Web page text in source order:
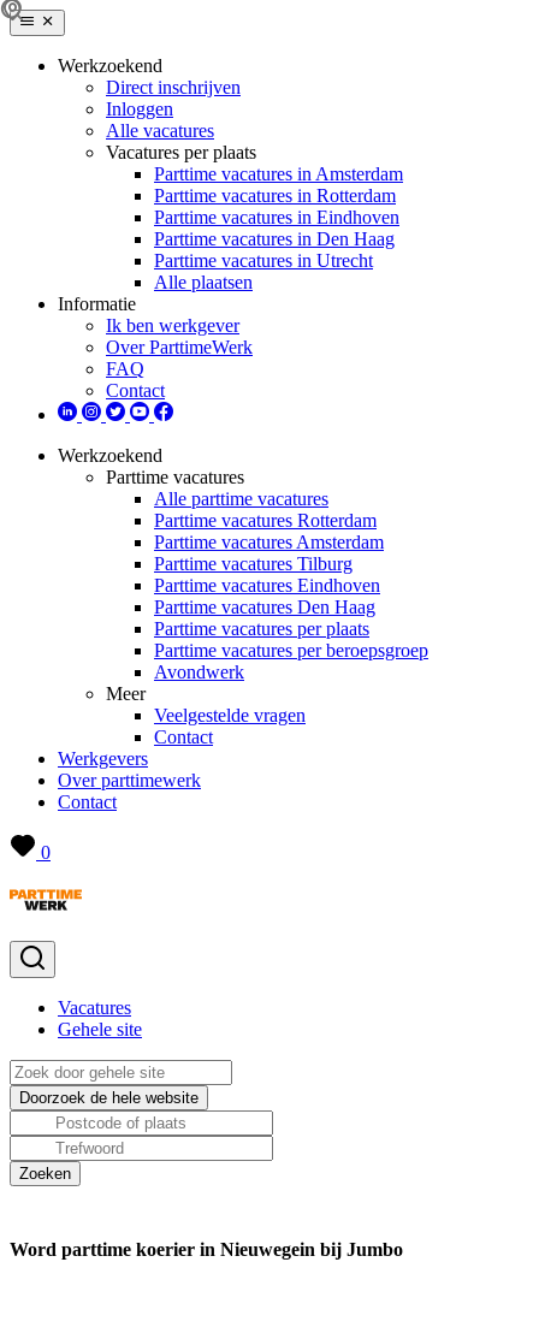
Werkzoekend
Direct inschrijven
Inloggen
Alle vacatures
Vacatures per plaats
Parttime vacatures in Amsterdam
Parttime vacatures in Rotterdam
Parttime vacatures in Eindhoven
Parttime vacatures in Den Haag
Parttime vacatures in Utrecht
Alle plaatsen
Informatie
Ik ben werkgever
Over ParttimeWerk
FAQ
Contact
Werkzoekend
Parttime vacatures
Alle parttime vacatures
Parttime vacatures Rotterdam
Parttime vacatures Amsterdam
Parttime vacatures Tilburg
Parttime vacatures Eindhoven
Parttime vacatures Den Haag
Parttime vacatures per plaats
Parttime vacatures per beroepsgroep
Avondwerk
Meer
Veelgestelde vragen
Contact
Werkgevers
Over parttimewerk
Contact
0
Vacatures
Gehele site
Word parttime koerier in Nieuwegein bij Jumbo